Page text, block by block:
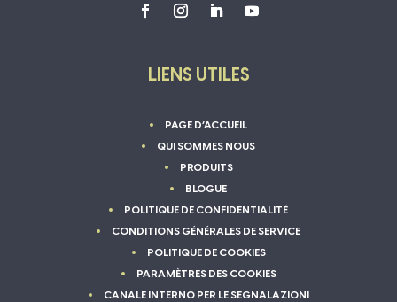
LIENS UTILES
PAGE D’ACCUEIL
QUI SOMMES NOUS
PRODUITS
BLOGUE
POLITIQUE DE CONFIDENTIALITÉ
CONDITIONS GÉNÉRALES DE SERVICE
POLITIQUE DE COOKIES
PARAMÈTRES DES COOKIES
CANALE INTERNO PER LE SEGNALAZIONI